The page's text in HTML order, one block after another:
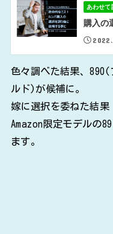
あわせて
購入の
色々調べた結果、
ルド)が候補に。
嫁に選択を委ねた結果
Amazon限定モデルの
ます。